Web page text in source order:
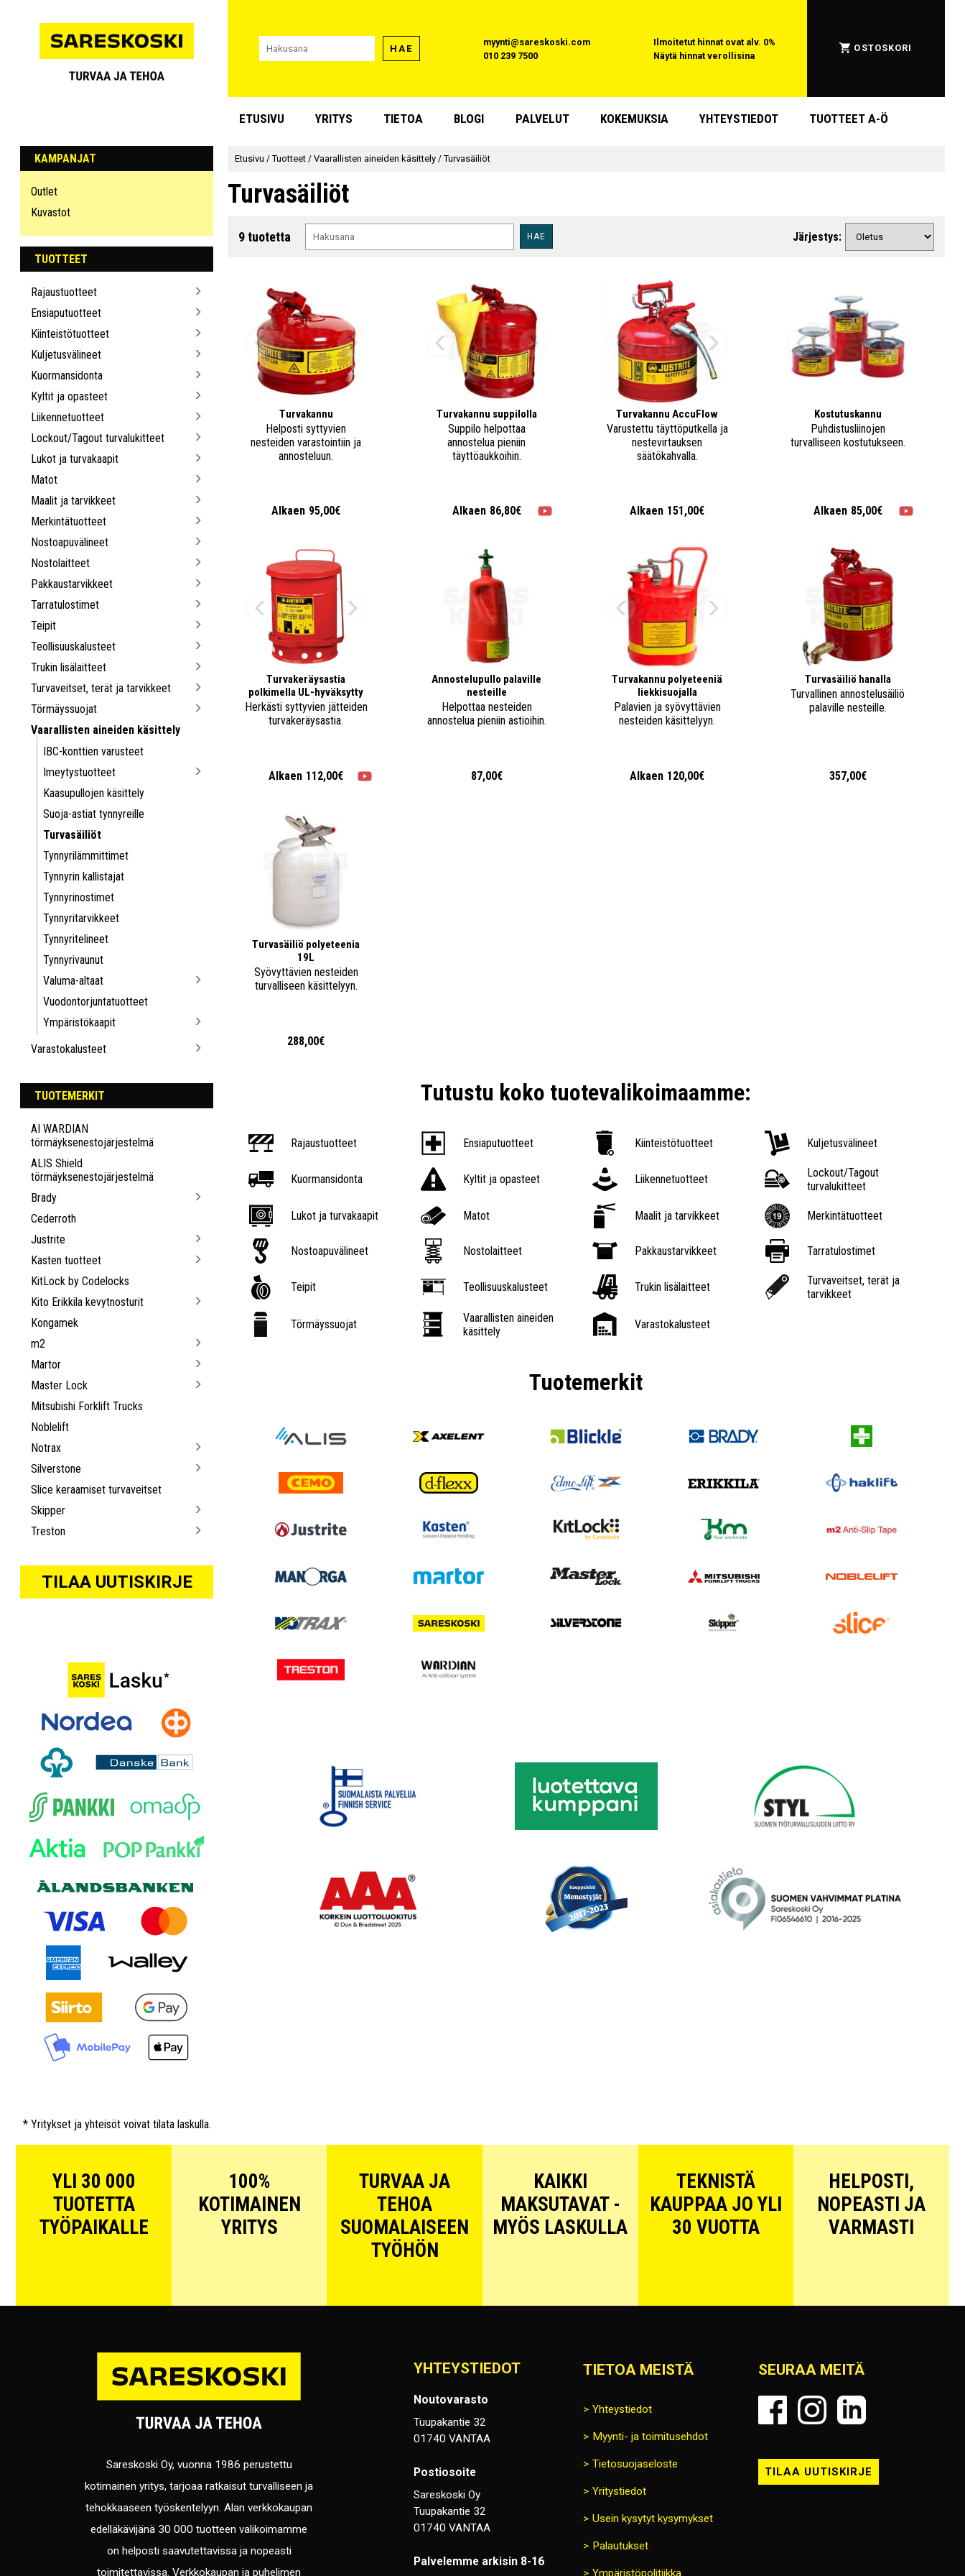
HAE
myynti@sareskoski.com
010 239 7500
Ilmoitetut hinnat ovat alv. 0%
Näytä hinnat verollisina
OSTOSKORI
ETUSIVU YRITYS TIETOA BLOGI PALVELUT KOKEMUKSIA YHTEYSTIEDOT TUOTTEET A-Ö
KAMPANJAT
Outlet
Kuvastot
TUOTTEET
Rajaustuotteet
Ensiaputuotteet
Kiinteistötuotteet
Kuljetusvälineet
Kuormansidonta
Kyltit ja opasteet
Liikennetuotteet
Lockout/Tagout turvalukitteet
Lukot ja turvakaapit
Matot
Maalit ja tarvikkeet
Merkintätuotteet
Nostoapuvälineet
Nostolaitteet
Pakkaustarvikkeet
Tarratulostimet
Teipit
Teollisuuskalusteet
Trukin lisälaitteet
Turvaveitset, terät ja tarvikkeet
Törmäyssuojat
Vaarallisten aineiden käsittely
IBC-konttien varusteet
Imeytystuotteet
Kaasupullojen käsittely
Suoja-astiat tynnyreille
Turvasäiliöt
Tynnyrilämmittimet
Tynnyrin kallistajat
Tynnyrinostimet
Tynnyritarvikkeet
Tynnyritelineet
Tynnyrivaunut
Valuma-altaat
Vuodontorjuntatuotteet
Ympäristökaapit
Varastokalusteet
TUOTEMERKIT
AI WARDIAN
törmäyksenestojärjestelmä
ALIS Shield
törmäyksenestojärjestelmä
Brady
Cederroth
Justrite
Kasten tuotteet
KitLock by Codelocks
Kito Erikkila kevytnosturit
Kongamek
m2
Martor
Master Lock
Mitsubishi Forklift Trucks
Noblelift
Notrax
Silverstone
Slice keraamiset turvaveitset
Skipper
Treston
TILAA UUTISKIRJE
* Yritykset ja yhteisöt voivat tilata laskulla.
Etusivu /Tuotteet /Vaarallisten aineiden käsittely /Turvasäiliöt
Turvasäiliöt
9 tuotetta HAE Järjestys:
Turvakannu
Helposti syttyvien
nesteiden varastointiin ja
annosteluun.
Alkaen 95,00€
Turvakannu suppilolla
Suppilo helpottaa
annostelua pieniin
täyttöaukkoihin.
Alkaen 86,80€
Turvakannu AccuFlow
Varustettu täyttöputkella ja
nestevirtauksen
säätökahvalla.
Alkaen 151,00€
Kostutuskannu
Puhdistusliinojen
turvalliseen kostutukseen.
Alkaen 85,00€
Turvakeräysastia
polkimella UL-hyväksytty
Herkästi syttyvien jätteiden
turvakeräysastia.
Alkaen 112,00€
Annostelupullo palaville
nesteille
Helpottaa nesteiden
annostelua pieniin astioihin.
87,00€
Turvakannu polyeteeniä
liekkisuojalla
Palavien ja syövyttävien
nesteiden käsittelyyn.
Alkaen 120,00€
Turvasäiliö hanalla
Turvallinen annostelusäiliö
palaville nesteille.
357,00€
Turvasäiliö polyeteenia
19L
Syövyttävien nesteiden
turvalliseen käsittelyyn.
288,00€
Tutustu koko tuotevalikoimaamme:
Rajaustuotteet Ensiaputuotteet Kiinteistötuotteet Kuljetusvälineet
Kuormansidonta Kyltit ja opasteet Liikennetuotteet
Lockout/Tagout
turvalukitteet
Lukot ja turvakaapit Matot Maalit ja tarvikkeet Merkintätuotteet
Nostoapuvälineet Nostolaitteet Pakkaustarvikkeet Tarratulostimet
Teipit Teollisuuskalusteet Trukin lisälaitteet
Turvaveitset, terät ja
tarvikkeet
Törmäyssuojat
Vaarallisten aineiden
käsittely
Varastokalusteet
Tuotemerkit
YLI 30 000
TUOTETTA
TYÖPAIKALLE
100%
KOTIMAINEN
YRITYS
TURVAA JA
TEHOA
SUOMALAISEEN
TYÖHÖN
KAIKKI
MAKSUTAVAT -
MYÖS LASKULLA
TEKNISTÄ
KAUPPAA JO YLI
30 VUOTTA
HELPOSTI,
NOPEASTI JA
VARMASTI
Sareskoski Oy, vuonna 1986 perustettu
kotimainen yritys, tarjoaa ratkaisut turvalliseen ja
tehokkaaseen työskentelyyn. Alan verkkokaupan
edelläkävijänä 30 000 tuotteen valikoimamme
on helposti saavutettavissa ja nopeasti
toimitettavissa. Verkkokaupan ja puhelimen
YHTEYSTIEDOT
Noutovarasto
Tuupakantie 32
01740 VANTAA
Postiosoite
Sareskoski Oy
Tuupakantie 32
01740 VANTAA
Palvelemme arkisin 8-16
TIETOA MEISTÄ
Yhteystiedot
Myynti- ja toimitusehdot
Tietosuojaseloste
Yritystiedot
Usein kysytyt kysymykset
Palautukset
Ympäristöpolitiikka
SEURAA MEITÄ
TILAA UUTISKIRJE